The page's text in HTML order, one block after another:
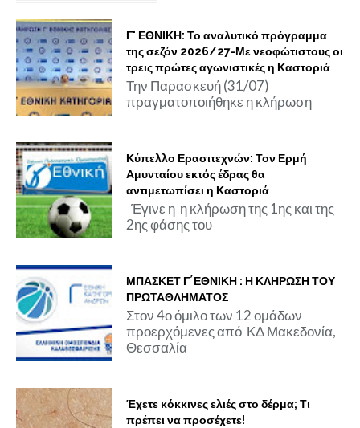
Γ' ΕΘΝΙΚΗ: Το αναλυτικό πρόγραμμα
της σεζόν 2026/27-Με νεοφώτιστους οι
τρεις πρώτες αγωνιστικές η Καστοριά
Την Παρασκευή (31/07)
πραγματοποιήθηκε η κλήρωση
Κύπελλο Ερασιτεχνών: Τον Ερμή
Αμυνταίου εκτός έδρας θα
αντιμετωπίσει η Καστοριά
Έγινε η η κλήρωση της 1ης και της
2ης φάσης του
ΜΠΑΣΚΕΤ Γ΄ΕΘΝΙΚΗ : Η ΚΛΗΡΩΣΗ ΤΟΥ
ΠΡΩΤΑΘΛΗΜΑΤΟΣ
Στον 4ο όμιλο των 12 ομάδων
προερχόμενες από ΚΔ Μακεδονία,
Θεσσαλία
Έχετε κόκκινες ελιές στο δέρμα; Τι
πρέπει να προσέχετε!